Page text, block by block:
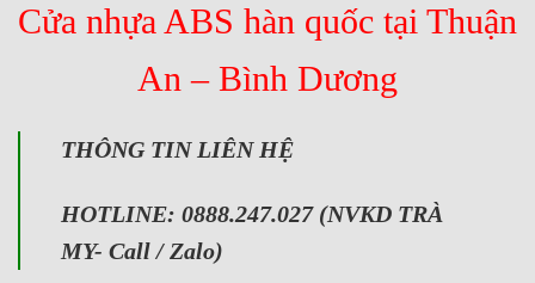
Cửa nhựa ABS hàn quốc tại Thuận
An – Bình Dương
THÔNG TIN LIÊN HỆ
HOTLINE: 0888.247.027 (NVKD TRÀ
MY- Call / Zalo)